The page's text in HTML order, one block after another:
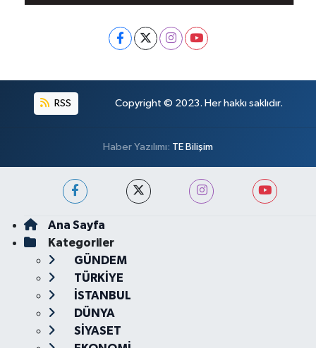
RSS Copyright © 2023. Her hakkı saklıdır.
Haber Yazılımı: TE Bilişim
Ana Sayfa
Kategoriler
GÜNDEM
TÜRKİYE
İSTANBUL
DÜNYA
SİYASET